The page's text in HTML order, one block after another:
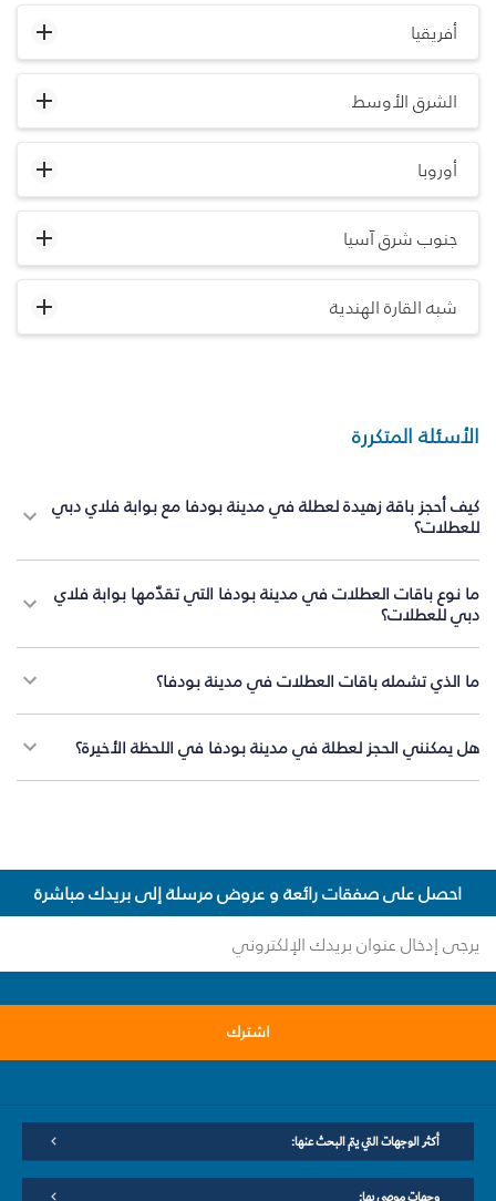
أفريقيا
الشرق الأوسط
أوروبا
جنوب شرق آسيا
شبه القارة الهندية
الأسئلة المتكررة
كيف أحجز باقة زهيدة لعطلة في مدينة بودفا مع بوابة فلاي دبي
للعطلات؟
ما نوع باقات العطلات في مدينة بودفا التي تقدّمها بوابة فلاي
دبي للعطلات؟
ما الذي تشمله باقات العطلات في مدينة بودفا؟
هل يمكنني الحجز لعطلة في مدينة بودفا في اللحظة الأخيرة؟
احصل على صفقات رائعة و عروض مرسلة إلى بريدك مباشرة
اشترك
أكثر الوجهات التي يتم البحث عنها:
وجهات موصى بها: